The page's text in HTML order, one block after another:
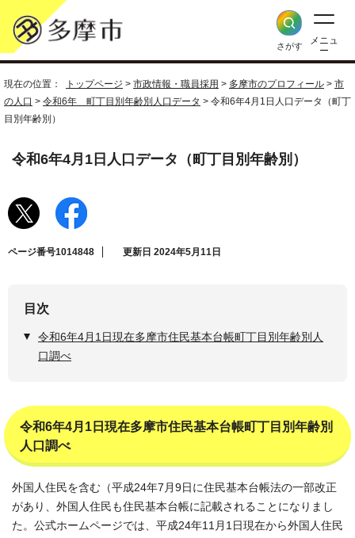
さがす
メニュ
ー
現在の位置： トップページ > 市政情報・職員採用 > 多摩市のプロフィール > 市
の人口 > 令和6年 町丁目別年齢別人口データ > 令和6年4月1日人口データ（町丁
目別年齢別）
令和6年4月1日人口データ（町丁目別年齢別）
ページ番号1014848 更新日 2024年5月11日
目次
令和6年4月1日現在多摩市住民基本台帳町丁目別年齢別人
口調べ
令和6年4月1日現在多摩市住民基本台帳町丁目別年齢別
人口調べ
外国人住民を含む（平成24年7月9日に住民基本台帳法の一部改正
があり、外国人住民も住民基本台帳に記載されることになりまし
た。公式ホームページでは、平成24年11月1日現在から外国人住民